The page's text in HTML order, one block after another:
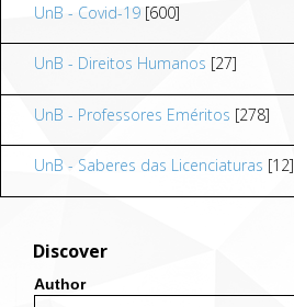
UnB - Covid-19 [600]
UnB - Direitos Humanos [27]
UnB - Professores Eméritos [278]
UnB - Saberes das Licenciaturas [12]
Discover
Author